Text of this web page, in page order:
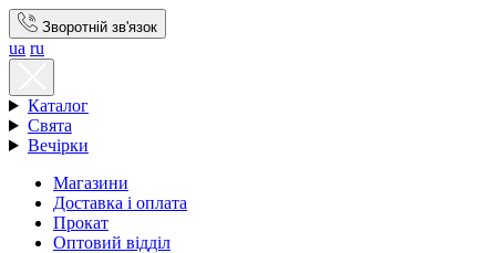
Зворотній зв'язок
ua ru
Каталог
Свята
Вечірки
Магазини
Доставка і оплата
Прокат
Оптовий відділ